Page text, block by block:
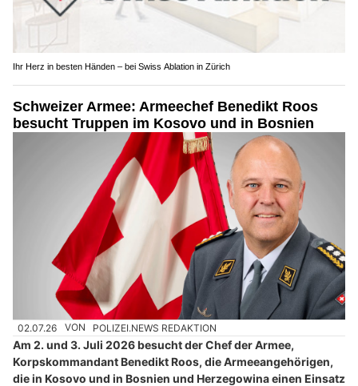
Ihr Herz in besten Händen – bei Swiss Ablation in Zürich
Schweizer Armee: Armeechef Benedikt Roos
besucht Truppen im Kosovo und in Bosnien
02.07.26 VON POLIZEI.NEWS REDAKTION
Am 2. und 3. Juli 2026 besucht der Chef der Armee,
Korpskommandant Benedikt Roos, die Armeeangehörigen,
die in Kosovo und in Bosnien und Herzegowina einen Einsatz